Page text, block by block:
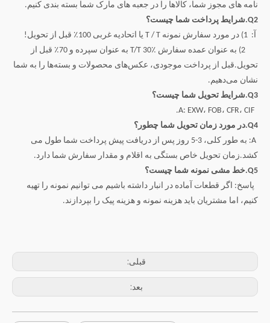
نامه های مجوز شما، کالاها را در جعبه های مارک شما بسته بندی کنیم.
Q2.شرایط پرداخت شما چیست؟
آ: 1) در مورد سفارش نمونه T / T یا اتحادیه غربی 100٪ قبل از تحویل!
2) به عنوان عمده سفارش T/T 30٪ به عنوان سپرده و 70٪ قبل از
تحویل.قبل از پرداخت موجودی، عکس‌های محصولات و بسته‌ها را به شما
نشان می‌دهیم.
Q3.شرایط تحویل شما چیست؟
Q4.در مورد زمان تحویل شما چطور؟
A: به طور کلی، 3-5 روز پس از دریافت پیش پرداخت شما طول می
کشد.زمان تحویل خاص بستگی به اقلام و مقدار سفارش شما دارد.
Q5.خط مشی نمونه شما چیست؟
پاسخ: اگر قطعات آماده در انبار داشته باشیم می توانیم نمونه را تهیه
کنیم، اما مشتریان باید هزینه نمونه و هزینه پیک را بپردازند.
قبلی:
بعد: